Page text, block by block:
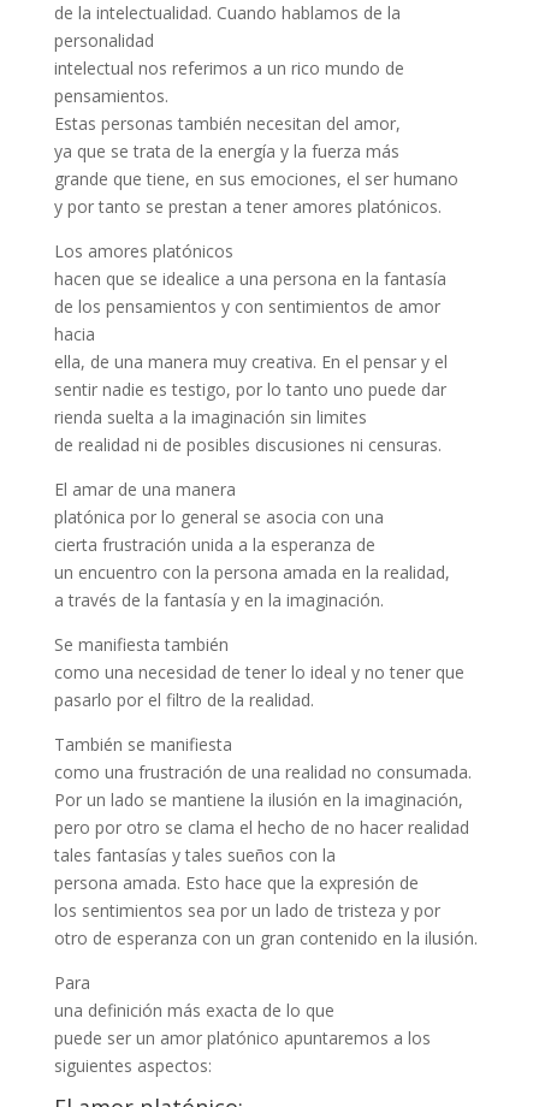
de la intelectualidad. Cuando hablamos de la
personalidad
intelectual nos referimos a un rico mundo de
pensamientos.
Estas personas también necesitan del amor,
ya que se trata de la energía y la fuerza más
grande que tiene, en sus emociones, el ser humano
y por tanto se prestan a tener amores platónicos.
Los amores platónicos
hacen que se idealice a una persona en la fantasía
de los pensamientos y con sentimientos de amor
hacia
ella, de una manera muy creativa. En el pensar y el
sentir nadie es testigo, por lo tanto uno puede dar
rienda suelta a la imaginación sin limites
de realidad ni de posibles discusiones ni censuras.
El amar de una manera
platónica por lo general se asocia con una
cierta frustración unida a la esperanza de
un encuentro con la persona amada en la realidad,
a través de la fantasía y en la imaginación.
Se manifiesta también
como una necesidad de tener lo ideal y no tener que
pasarlo por el filtro de la realidad.
También se manifiesta
como una frustración de una realidad no consumada.
Por un lado se mantiene la ilusión en la imaginación,
pero por otro se clama el hecho de no hacer realidad
tales fantasías y tales sueños con la
persona amada. Esto hace que la expresión de
los sentimientos sea por un lado de tristeza y por
otro de esperanza con un gran contenido en la ilusión.
Para
una definición más exacta de lo que
puede ser un amor platónico apuntaremos a los
siguientes aspectos: